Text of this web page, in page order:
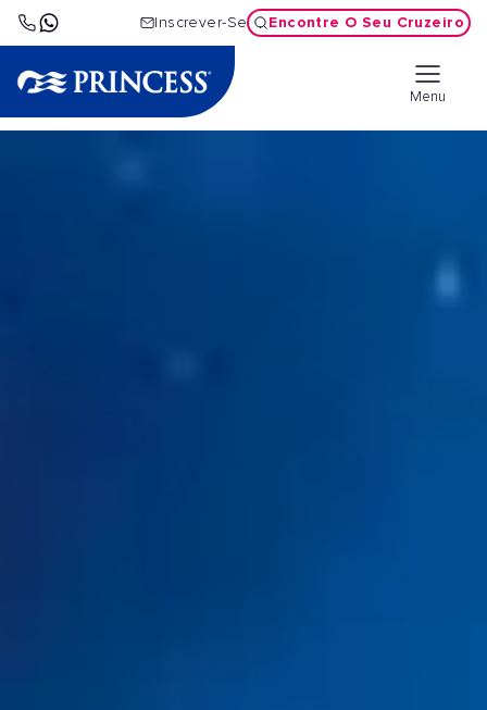
Inscrever-Se Encontre O Seu Cruzeiro
Menu